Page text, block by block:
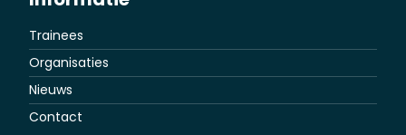
Trainees
Organisaties
Nieuws
Contact